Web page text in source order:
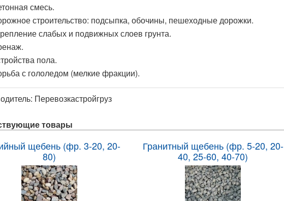
смесь.
строительство: подсыпка, обочины, пешеходные дорожки.
слабых и подвижных слоев грунта.
пола.
с гололедом (мелкие фракции).
Перевозкастройгруз
товары
щебень (фр. 3-20, 20-
80)
Гранитный щебень (фр. 5-20, 20-
40, 25-60, 40-70)